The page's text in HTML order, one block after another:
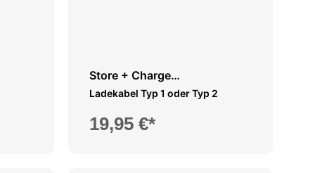
Store + Charge
Transporttasche
Ladekabel Typ 1 oder Typ 2
19,95 €*